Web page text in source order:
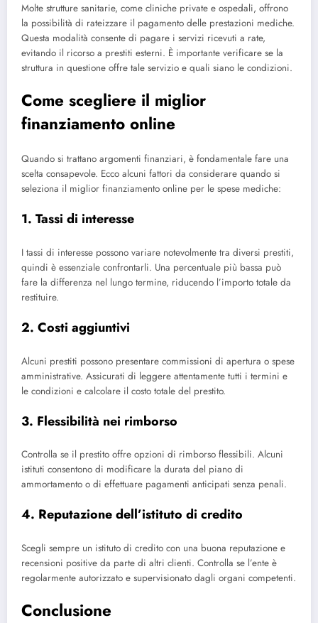
Molte strutture sanitarie, come cliniche private e ospedali, offrono
la possibilità di rateizzare il pagamento delle prestazioni mediche.
Questa modalità consente di pagare i servizi ricevuti a rate,
evitando il ricorso a prestiti esterni. È importante verificare se la
struttura in questione offre tale servizio e quali siano le condizioni.
Come scegliere il miglior
finanziamento online
Quando si trattano argomenti finanziari, è fondamentale fare una
scelta consapevole. Ecco alcuni fattori da considerare quando si
seleziona il miglior finanziamento online per le spese mediche:
1. Tassi di interesse
I tassi di interesse possono variare notevolmente tra diversi prestiti,
quindi è essenziale confrontarli. Una percentuale più bassa può
fare la differenza nel lungo termine, riducendo l’importo totale da
restituire.
2. Costi aggiuntivi
Alcuni prestiti possono presentare commissioni di apertura o spese
amministrative. Assicurati di leggere attentamente tutti i termini e
le condizioni e calcolare il costo totale del prestito.
3. Flessibilità nei rimborso
Controlla se il prestito offre opzioni di rimborso flessibili. Alcuni
istituti consentono di modificare la durata del piano di
ammortamento o di effettuare pagamenti anticipati senza penali.
4. Reputazione dell’istituto di credito
Scegli sempre un istituto di credito con una buona reputazione e
recensioni positive da parte di altri clienti. Controlla se l’ente è
regolarmente autorizzato e supervisionato dagli organi competenti.
Conclusione